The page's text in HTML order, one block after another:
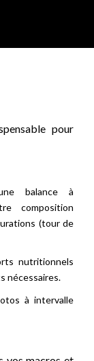
pour
balance à
composition
(tour de
nutritionnels
nécessaires.
à intervalle